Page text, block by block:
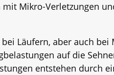
Mikro-Verletzungen
Läufern, aber auch bei
auf die
entstehen durch